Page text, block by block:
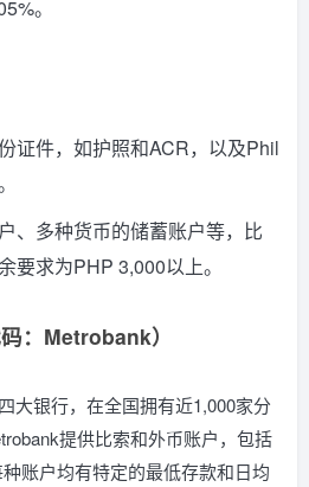
。
证件，如护照和ACR，以及Phil
、多种货币的储蓄账户等，比
要求为PHP 3,000以上。
：Metrobank）
大银行，在全国拥有近1,000家分
提供比索和外币账户，包括
账户均有特定的最低存款和日均